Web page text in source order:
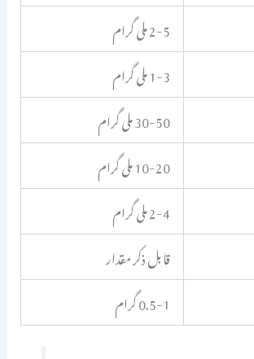
2-5 ملی گرام
1-3 ملی گرام
30-50 ملی گرام
10-20 ملی گرام
2-4 ملی گرام
قابل ذکر مقدار
0.5-1 گرام